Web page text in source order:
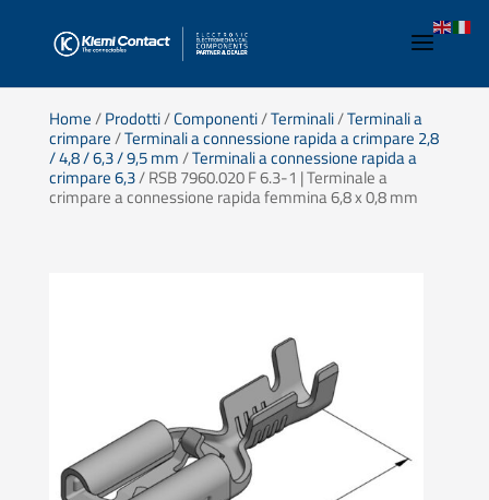
Home/Prodotti/Componenti/Terminali/Terminali a
crimpare/Terminali a connessione rapida a crimpare 2,8
/ 4,8 / 6,3 / 9,5 mm/Terminali a connessione rapida a
crimpare 6,3/ RSB 7960.020 F 6.3-1 | Terminale a
crimpare a connessione rapida femmina 6,8 x 0,8 mm